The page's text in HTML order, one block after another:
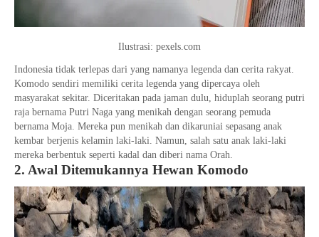
Ilustrasi: pexels.com
Indonesia tidak terlepas dari yang namanya legenda dan cerita rakyat.
Komodo sendiri memiliki cerita legenda yang dipercaya oleh
masyarakat sekitar. Diceritakan pada jaman dulu, hiduplah seorang putri
raja bernama Putri Naga yang menikah dengan seorang pemuda
bernama Moja. Mereka pun menikah dan dikaruniai sepasang anak
kembar berjenis kelamin laki-laki. Namun, salah satu anak laki-laki
mereka berbentuk seperti kadal dan diberi nama Orah.
2. Awal Ditemukannya Hewan Komodo